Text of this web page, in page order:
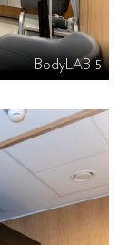
BodyLAB-5